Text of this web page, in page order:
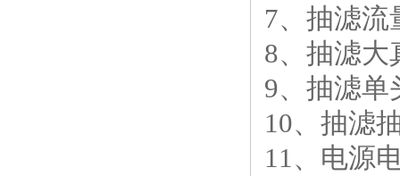
7、抽滤
8、抽滤大
9、抽滤单
10、抽滤
11、电源